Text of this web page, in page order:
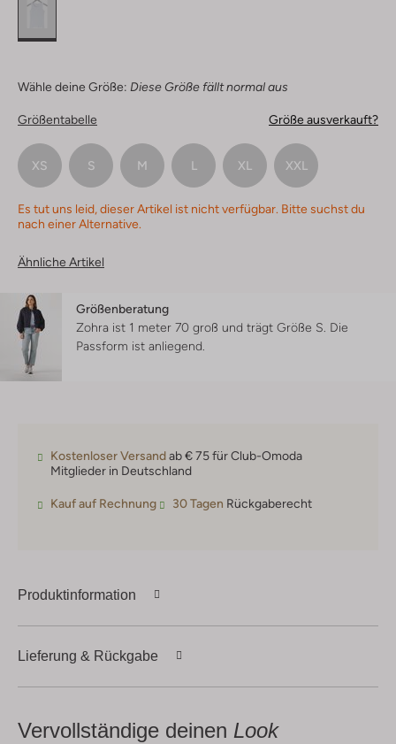
Wähle deine Größe: Diese Größe fällt normal aus
Größentabelle Größe ausverkauft?
XS S M L XL XXL
Es tut uns leid, dieser Artikel ist nicht verfügbar. Bitte suchst du
nach einer Alternative.
Ähnliche Artikel
Größenberatung
Zohra ist 1 meter 70 groß und trägt Größe S. Die
Passform ist anliegend
Kostenloser Versandab € 75 für Club-Omoda
Mitglieder in Deutschland
Kauf auf Rechnung 30 Tagen Rückgaberecht
Produktinformation
Lieferung & Rückgabe
Vervollständige deinen Look